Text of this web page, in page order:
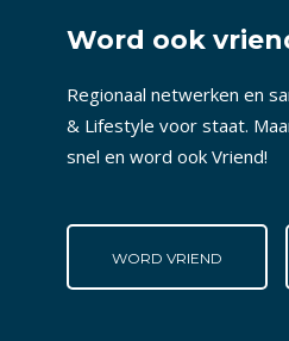
Word ook
Regionaal netwerken en
& Lifestyle voor staat.
snel en word ook Vriend!
WORD VRIEND